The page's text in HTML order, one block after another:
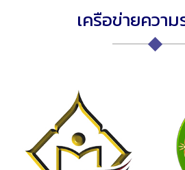
เครือข่ายควา